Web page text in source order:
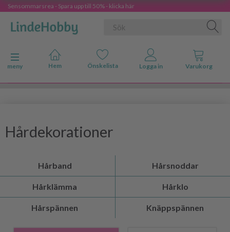
Sensommarsrea - Spara upp till 50% - klicka här
Ändra navigering
meny
Hårdekorationer
Hårband Hårsnoddar
Hårklämma Hårklo
Hårspännen Knäppspännen